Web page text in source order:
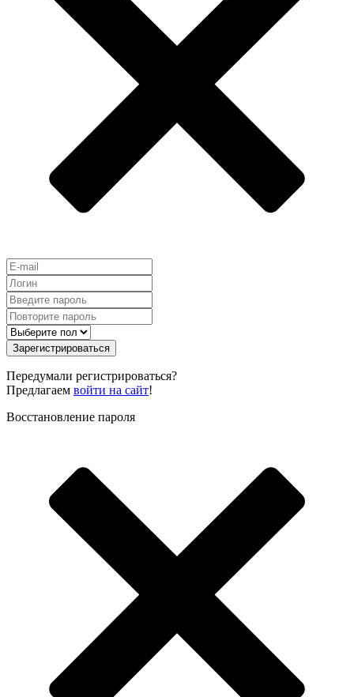
Зарегистрироваться
Передумали регистрироваться?
Предлагаем войти на сайт!
Восстановление пароля